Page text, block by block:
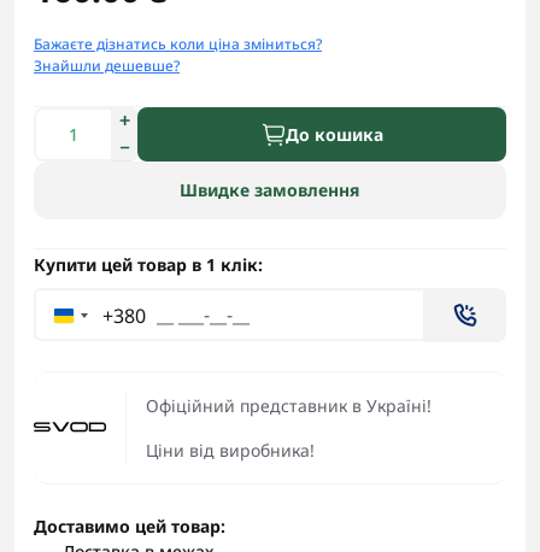
Офіційний представник в Україні!
Ціни від виробника!
Бажаєте дізнатись коли ціна зміниться?
Знайшли дешевше?
До кошика
Швидке замовлення
Купити цей товар в 1 клік:
+380
Доставимо цей товар: